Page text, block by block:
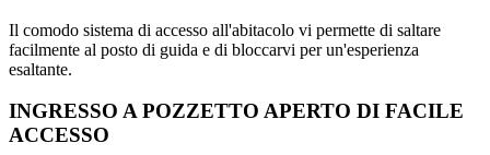
Il comodo sistema di accesso all'abitacolo vi permette di saltare
facilmente al posto di guida e di bloccarvi per un'esperienza
esaltante.
INGRESSO A POZZETTO APERTO DI FACILE
ACCESSO